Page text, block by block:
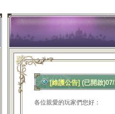
[維護公告] (已開啟
各位親愛的玩家們您好：